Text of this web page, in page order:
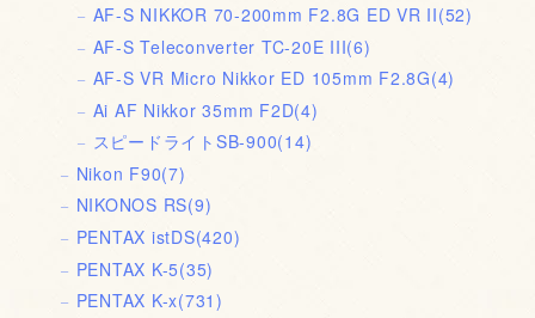
AF-S NIKKOR 70-200mm F2.8G ED VR II(52)
AF-S Teleconverter TC-20E III(6)
AF-S VR Micro Nikkor ED 105mm F2.8G(4)
Ai AF Nikkor 35mm F2D(4)
スピードライトSB-900(14)
Nikon F90(7)
NIKONOS RS(9)
PENTAX istDS(420)
PENTAX K-5(35)
PENTAX K-x(731)